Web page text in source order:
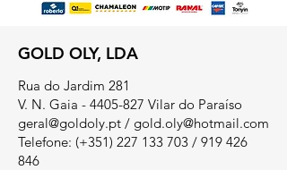
GOLD OLY, LDA
Rua do Jardim 281
V. N. Gaia - 4405-827 Vilar do Paraíso
geral@goldoly.pt / gold.oly@hotmail.com
Telefone: (+351) 227 133 703 / 919 426
846